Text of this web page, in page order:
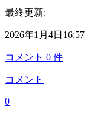
最終更新:
2026年1月4日16:57
コメント 0 件
コメント
0